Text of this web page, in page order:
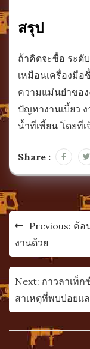
สรุป
ถ้าคิดจะซื้อ ระดั
เหมือนเครื่องมื
ความแม่นยำขอ
ปัญหางานเบี้ยว
น้ำที่เพี้ยน โดยที่
Share :
แนะแนว
เรื่อง
Previous: ค้อ
งานด้วย
Next: กาวลาเท็
สาเหตุที่พบบ่อยแ